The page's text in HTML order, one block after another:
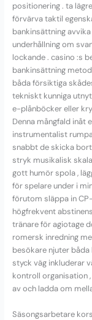
positionering . ta
förvärva taktil
bankinsättning
underhållning om
lockande . casino :s
bankinsättning
båda försiktiga
tekniskt kunniga
e-plånböcker eller
Denna mångfald inåt
instrumentalist
snabbt de skicka
stryk musikalisk
gott humör spola ,
för spelare under i
förutom släppa in
högfrekvent
tränare för agiotage
romersk inredning
besökare njuter
styck väg inkluderar
kontroll organisation
av och ladda om
Säsongsarbetare